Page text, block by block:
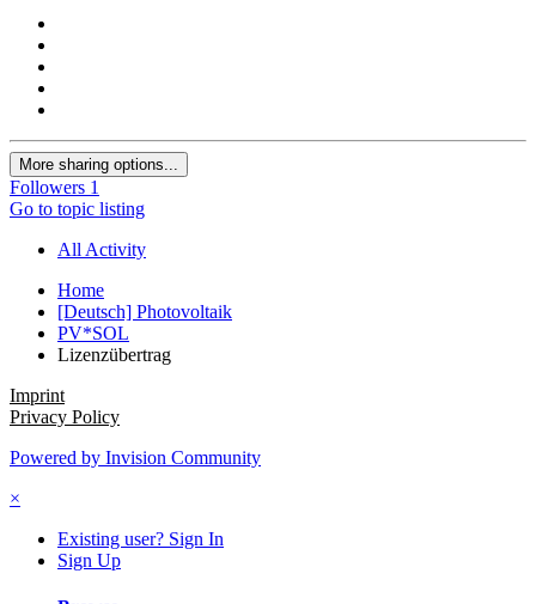
More sharing options...
Followers 1
Go to topic listing
All Activity
Home
[Deutsch] Photovoltaik
PV*SOL
Lizenzübertrag
Imprint
Privacy Policy
Powered by Invision Community
×
Existing user? Sign In
Sign Up